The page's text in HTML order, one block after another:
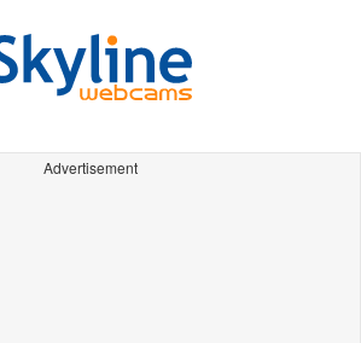
Advertisement